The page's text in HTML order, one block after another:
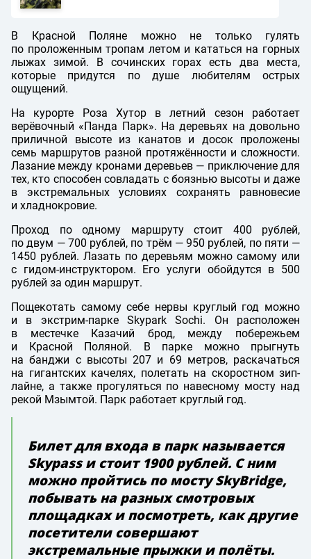
В Красной Поляне можно не только гулять
по проложенным тропам летом и кататься на горных
лыжах зимой. В сочинских горах есть два места,
которые придутся по душе любителям острых
ощущений.
На курорте Роза Хутор в летний сезон работает
верёвочный «Панда Парк». На деревьях на довольно
приличной высоте из канатов и досок проложены
семь маршрутов разной протяжённости и сложности.
Лазание между кронами деревьев — приключение для
тех, кто способен совладать с боязнью высоты и даже
в экстремальных условиях сохранять равновесие
и хладнокровие.
Проход по одному маршруту стоит 400 рублей,
по двум — 700 рублей, по трём — 950 рублей, по пяти —
1450 рублей. Лазать по деревьям можно самому или
с гидом-инструктором. Его услуги обойдутся в 500
рублей за один маршрут.
Пощекотать самому себе нервы круглый год можно
и в экстрим-паркe Skypark Sochi. Он расположен
в местечке Казачий брод, между побережьем
и Красной Поляной. В парке можно прыгнуть
на банджи с высоты 207 и 69 метров, раскачаться
на гигантских качелях, полетать на скоростном зип-
лайне, а также прогуляться по навесному мосту над
рекой Мзымтой. Парк работает круглый год.
Билет для входа в парк называется
Skypass и стоит 1900 рублей. С ним
можно пройтись по мосту SkyBridge,
побывать на разных смотровых
площадках и посмотреть, как другие
посетители совершают
экстремальные прыжки и полёты.